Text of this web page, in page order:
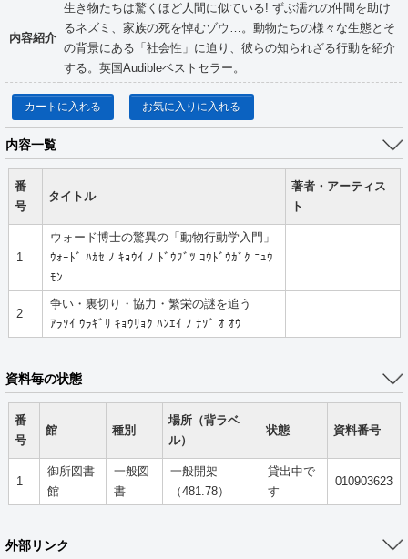
内容紹介
生き物たちは驚くほど人間に似ている! ずぶ濡れの仲間を助け
るネズミ、家族の死を悼むゾウ…。動物たちの様々な生態とそ
の背景にある「社会性」に迫り、彼らの知られざる行動を紹介
する。英国Audibleベストセラー。
カートに入れる お気に入りに入れる
内容一覧
番
号
タイトル
著者・アーティス
ト
1
ウォード博士の驚異の「動物行動学入門」
ｳｫｰﾄﾞ ﾊｶｾ ﾉ ｷｮｳｲ ﾉ ﾄﾞｳﾌﾞﾂ ｺｳﾄﾞｳｶﾞｸ ﾆｭｳ
ﾓﾝ
2
争い・裏切り・協力・繁栄の謎を追う
ｱﾗｿｲ ｳﾗｷﾞﾘ ｷｮｳﾘｮｸ ﾊﾝｴｲ ﾉ ﾅｿﾞ ｵ ｵｳ
資料毎の状態
番
号
館 種別
場所（背ラベ
ル）
状態 資料番号
1
御所図書
館
一般図
書
一般開架
（481.78）
貸出中で
す
010903623
外部リンク